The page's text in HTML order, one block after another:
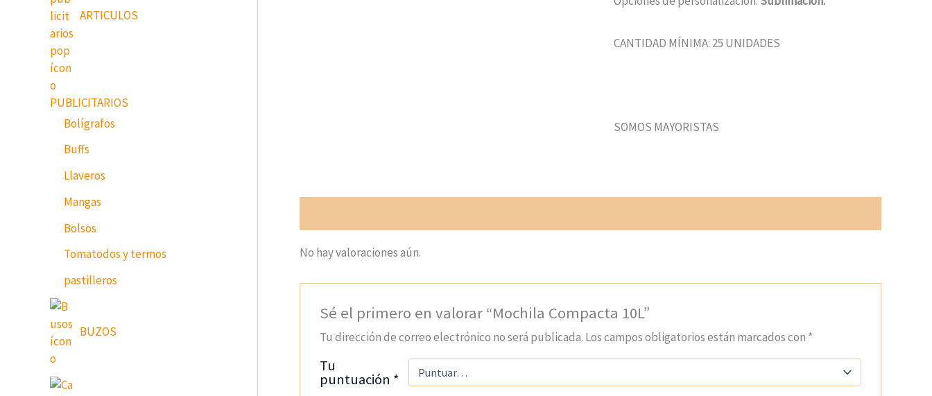
ARTICULOS
PUBLICITARIOS
Bolígrafos
Buffs
Llaveros
Mangas
Bolsos
Tomatodos y termos
pastilleros
BUZOS
CANTIDAD MÍNIMA: 25 UNIDADES
SOMOS MAYORISTAS
No hay valoraciones aún.
Sé el primero en valorar “Mochila Compacta 10L”
Tu dirección de correo electrónico no será publicada. Los campos obligatorios están marcados con *
Tu
puntuación *